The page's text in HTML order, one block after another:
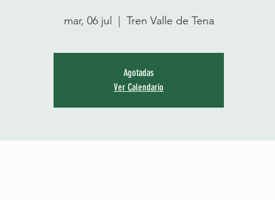
mar, 06 jul Tren Valle de Tena
Agotadas
Ver Calendario